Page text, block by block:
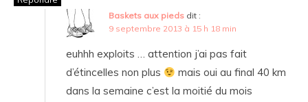
Baskets aux pieds dit :
9 septembre 2013 à 15 h 18 min
euhhh exploits … attention j’ai pas fait
d’étincelles non plus
mais oui au final 40 km
dans la semaine c’est la moitié du mois